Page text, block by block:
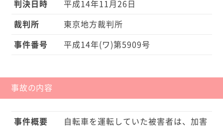
判決日時 平成14年11月26日
裁判所 東京地方裁判所
事件番号 平成14年(ワ)第5909号
事故の内容
事件概要
自転車を運転していた被害者は、加害